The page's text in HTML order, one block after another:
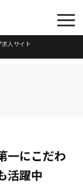
人サイト
一にこだわ
活躍中